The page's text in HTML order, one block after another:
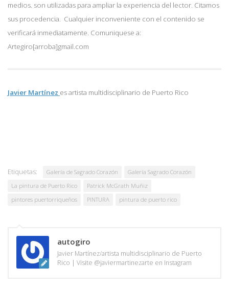
medios. son utilizadas para ampliar la experiencia del lector. Citamos
sus procedencia. Cualquier inconveniente con el contenido se
verificará inmediatamente. Comuniquese a:
Artegiro[arroba]gmail.com
Javier Martínez es artista multidisciplinario de Puerto Rico
Etiquetas: Galería de Sagrado Corazón
Galería Sagrado Corazón
La pintura de Puerto Rico
Patrick McGrath Muñiz
pintores puertorriqueños
PINTURA pintura de puerto rico
autogiro
Javier Martínez/artista multidisciplinario de Puerto
Rico | Visite @javiermartinezarte en Instagram